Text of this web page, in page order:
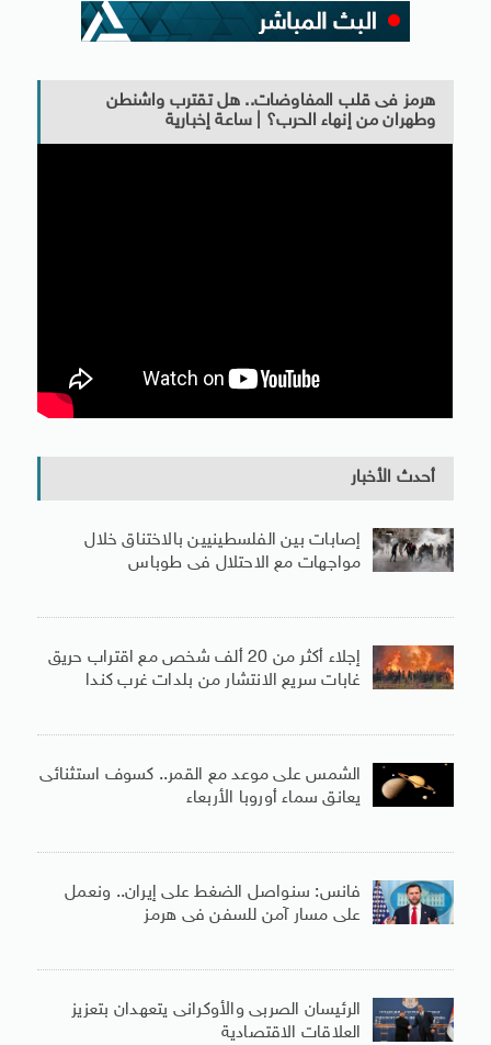
هرمز فى قلب المفاوضات.. هل تقترب واشنطن
وطهران من إنهاء الحرب؟ | ساعة إخبارية
أحدث الأخبار
إصابات بين الفلسطينيين بالاختناق خلال
مواجهات مع الاحتلال فى طوباس
إجلاء أكثر من 20 ألف شخص مع اقتراب حريق
غابات سريع الانتشار من بلدات غرب كندا
الشمس على موعد مع القمر.. كسوف استثنائى
يعانق سماء أوروبا الأربعاء
فانس: سنواصل الضغط على إيران.. ونعمل
على مسار آمن للسفن فى هرمز
الرئيسان الصربى والأوكرانى يتعهدان بتعزيز
العلاقات الاقتصادية